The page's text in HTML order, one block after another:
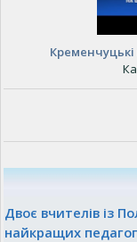
Кременчуцькі
Двоє вчителів із
найкращих